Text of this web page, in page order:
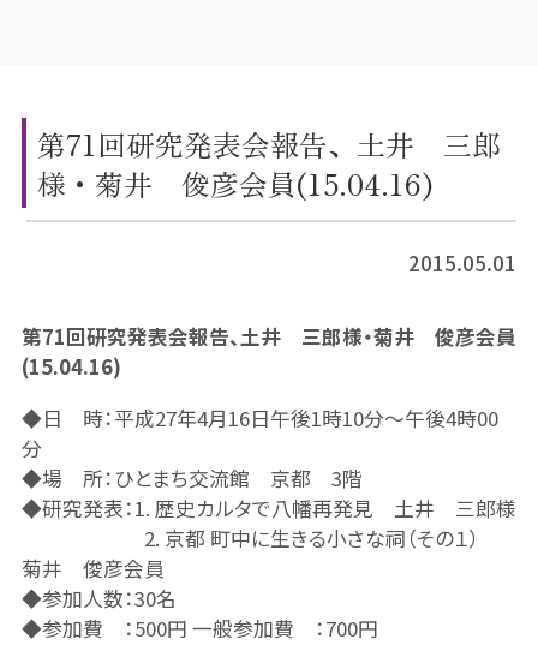
第71回研究発表会報告、土井 三郎
様・菊井 俊彦会員(15.04.16)
2015.05.01
第71回研究発表会報告、土井 三郎様・菊井 俊彦会員
(15.04.16)
◆日 時：平成27年4月16日午後1時10分～午後4時00
分
◆場 所：ひとまち交流館 京都 3階
◆研究発表：1. 歴史カルタで八幡再発見 土井 三郎様
2. 京都 町中に生きる小さな祠（その１）
菊井 俊彦会員
◆参加人数：30名
◆参加費 ：500円 一般参加費 ：700円